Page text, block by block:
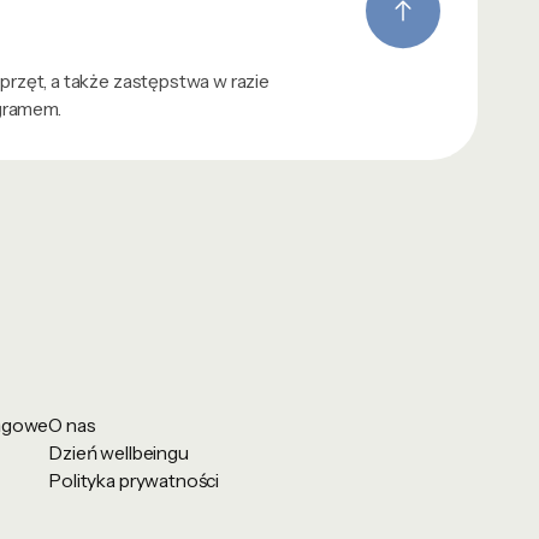
a także zastępstwa w razie
O nas
Dzień wellbeingu
Polityka prywatności